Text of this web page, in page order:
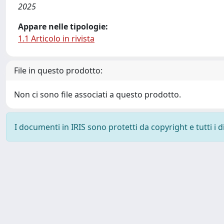
2025
Appare nelle tipologie:
1.1 Articolo in rivista
File in questo prodotto:
Non ci sono file associati a questo prodotto.
I documenti in IRIS sono protetti da copyright e tutti i